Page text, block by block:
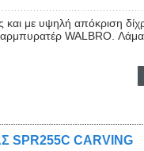
με υψηλή απόκριση
WALBRO.
CARVING